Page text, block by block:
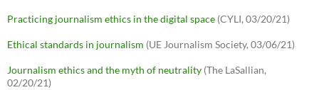
Practicing journalism ethics in the digital space (CYLI, 03/20/21)
Ethical standards in journalism (UE Journalism Society, 03/06/21)
Journalism ethics and the myth of neutrality (The LaSallian,
02/20/21)